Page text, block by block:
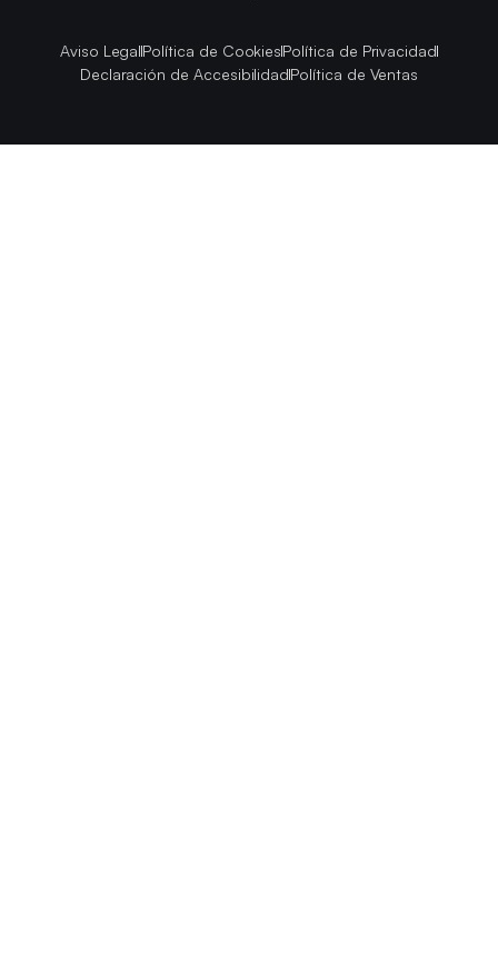
Aviso LegalPolítica de CookiesPolítica de Privacidad
Declaración de AccesibilidadPolítica de Ventas